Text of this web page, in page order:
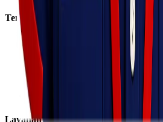
Tentang Kami
Tentang Kami
Visi & Misi
Sosial Perusahaan
Cabang
Informasi
Layanan